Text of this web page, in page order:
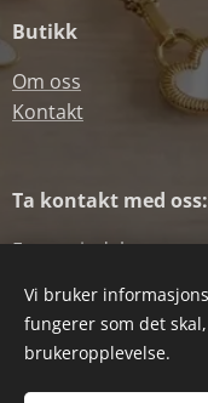
Butikk
Om oss
Kontakt
Ta kontakt med oss:
E-post:
Telefonnummer:
Org. nr: NO 929 829
Vi bruker
fungerer som det
brukeropplevelse.